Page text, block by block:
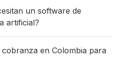
un software de
artificial?
en Colombia para